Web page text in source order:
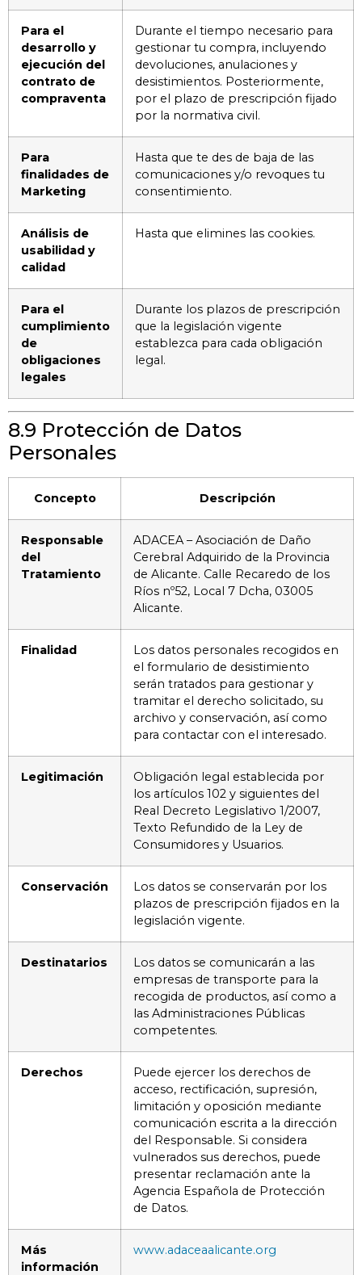
Para el
desarrollo y
ejecución del
contrato de
compraventa
Durante el tiempo necesario para
gestionar tu compra, incluyendo
devoluciones, anulaciones y
desistimientos. Posteriormente,
por el plazo de prescripción fijado
por la normativa civil.
Para
finalidades de
Marketing
Hasta que te des de baja de las
comunicaciones y/o revoques tu
consentimiento.
Análisis de
usabilidad y
calidad
Hasta que elimines las cookies.
Para el
cumplimiento
de
obligaciones
legales
Durante los plazos de prescripción
que la legislación vigente
establezca para cada obligación
legal.
8.9 Protección de Datos
Personales
Concepto Descripción
Responsable
del
Tratamiento
ADACEA – Asociación de Daño
Cerebral Adquirido de la Provincia
de Alicante. Calle Recaredo de los
Ríos nº52, Local 7 Dcha, 03005
Alicante.
Finalidad
Los datos personales recogidos en
el formulario de desistimiento
serán tratados para gestionar y
tramitar el derecho solicitado, su
archivo y conservación, así como
para contactar con el interesado.
Legitimación
Obligación legal establecida por
los artículos 102 y siguientes del
Real Decreto Legislativo 1/2007,
Texto Refundido de la Ley de
Consumidores y Usuarios.
Conservación
Los datos se conservarán por los
plazos de prescripción fijados en la
legislación vigente.
Destinatarios
Los datos se comunicarán a las
empresas de transporte para la
recogida de productos, así como a
las Administraciones Públicas
competentes.
Derechos
Puede ejercer los derechos de
acceso, rectificación, supresión,
limitación y oposición mediante
comunicación escrita a la dirección
del Responsable. Si considera
vulnerados sus derechos, puede
presentar reclamación ante la
Agencia Española de Protección
de Datos.
Más
información
www.adaceaalicante.org